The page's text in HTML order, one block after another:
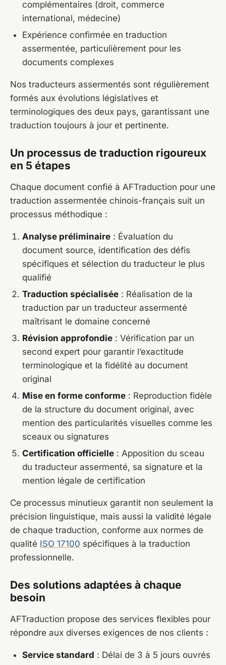
complémentaires (droit, commerce
international, médecine)
Expérience confirmée en traduction
assermentée, particulièrement pour les
documents complexes
Nos traducteurs assermentés sont régulièrement
formés aux évolutions législatives et
terminologiques des deux pays, garantissant une
traduction toujours à jour et pertinente.
Un processus de traduction rigoureux
en 5 étapes
Chaque document confié à AFTraduction pour une
traduction assermentée chinois-français suit un
processus méthodique :
Analyse préliminaire : Évaluation du
document source, identification des défis
spécifiques et sélection du traducteur le plus
qualifié
Traduction spécialisée : Réalisation de la
traduction par un traducteur assermenté
maîtrisant le domaine concerné
Révision approfondie : Vérification par un
second expert pour garantir l’exactitude
terminologique et la fidélité au document
original
Mise en forme conforme : Reproduction fidèle
de la structure du document original, avec
mention des particularités visuelles comme les
sceaux ou signatures
Certification officielle : Apposition du sceau
du traducteur assermenté, sa signature et la
mention légale de certification
Ce processus minutieux garantit non seulement la
précision linguistique, mais aussi la validité légale
de chaque traduction, conforme aux normes de
qualité ISO 17100 spécifiques à la traduction
professionnelle.
Des solutions adaptées à chaque
besoin
AFTraduction propose des services flexibles pour
répondre aux diverses exigences de nos clients :
Service standard : Délai de 3 à 5 jours ouvrés